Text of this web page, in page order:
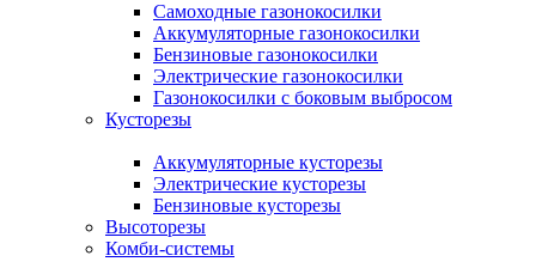
Самоходные газонокосилки
Аккумуляторные газонокосилки
Бензиновые газонокосилки
Электрические газонокосилки
Газонокосилки с боковым выбросом
Кусторезы
Аккумуляторные кусторезы
Электрические кусторезы
Бензиновые кусторезы
Высоторезы
Комби-системы